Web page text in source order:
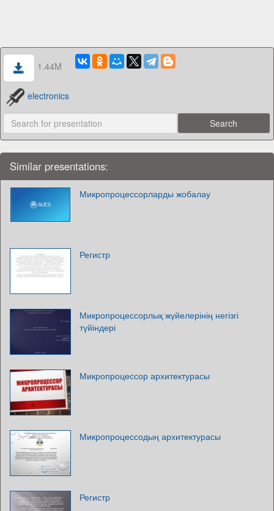
1.44M
electronics
Similar presentations:
Микропроцессорларды жобалау
Регистр
Микропроцессорлық жүйелерінің негізгі
түйіндері
Микропроцессор архитектурасы
Микропроцессодың архитектурасы
Регистр